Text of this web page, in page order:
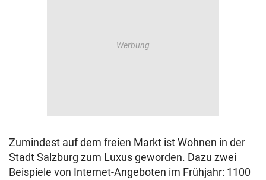
Zumindest auf dem freien Markt ist Wohnen in der
Stadt Salzburg zum Luxus geworden. Dazu zwei
Beispiele von Internet-Angeboten im Frühjahr: 1100